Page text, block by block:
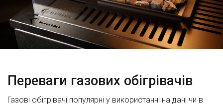
Переваги газових обігрівачів
Газові обігрівачі популярні у використанні на дачі чи в